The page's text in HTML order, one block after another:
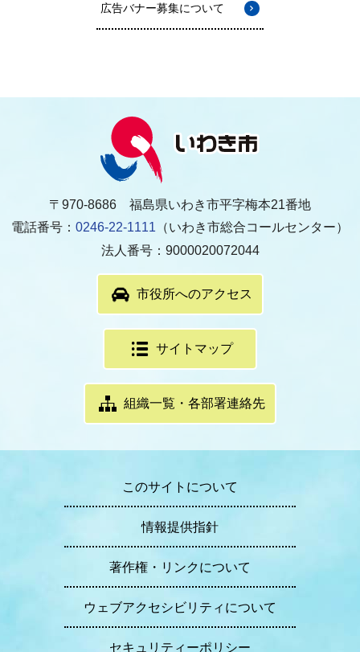
広告バナー募集について
〒970-8686 福島県いわき市平字梅本21番地
電話番号： 0246-22-1111 （いわき市総合コールセンター）
法人番号：9000020072044
市役所へのアクセス
サイトマップ
組織一覧・各部署連絡先
このサイトについて
情報提供指針
著作権・リンクについて
ウェブアクセシビリティについて
セキュリティーポリシー